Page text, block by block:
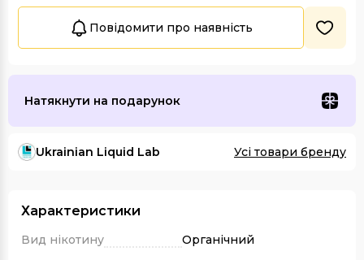
Повідомити про наявність
Натякнути на подарунок
Ukrainian Liquid Lab Усі товари бренду
Характеристики
Вид нікотину
Органічний